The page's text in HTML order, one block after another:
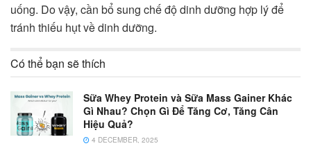
uống. Do vậy, cần bổ sung chế độ dinh dưỡng hợp lý để
tránh thiếu hụt về dinh dưỡng.
Có thể bạn sẽ thích
Sữa Whey Protein và Sữa Mass Gainer Khác
Gì Nhau? Chọn Gì Để Tăng Cơ, Tăng Cân
Hiệu Quả?
4 DECEMBER, 2025